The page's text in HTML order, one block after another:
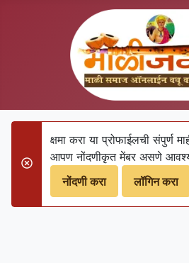
danger
क्षमा करा या प्रोफाईलची संपुर्ण
आपण नोंदणीकृत मेंबर असणे
नोंदणी करा
लॉगिन करा